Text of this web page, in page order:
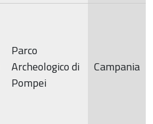
Parco
Archeologico di
Pompei
Campania